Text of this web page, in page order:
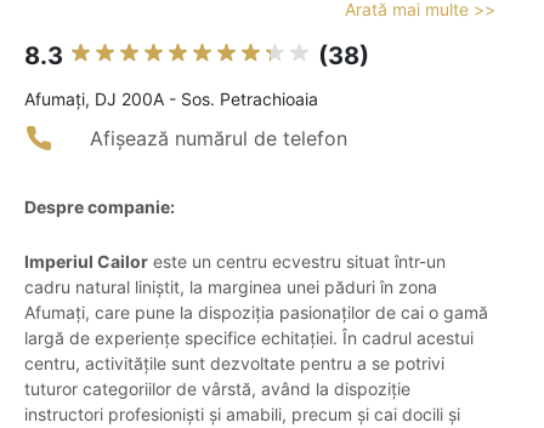
Arată mai multe >>
8.3 (38)
Afumaţi, DJ 200A - Sos. Petrachioaia
Afișează numărul de telefon
Despre companie:
Imperiul Cailor este un centru ecvestru situat într-un
cadru natural liniștit, la marginea unei păduri în zona
Afumați, care pune la dispoziția pasionaților de cai o gamă
largă de experiențe specifice echitației. În cadrul acestui
centru, activitățile sunt dezvoltate pentru a se potrivi
tuturor categoriilor de vârstă, având la dispoziție
instructori profesioniști și amabili, precum și cai docili și